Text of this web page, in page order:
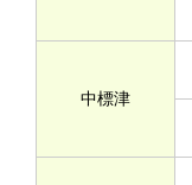
中標津